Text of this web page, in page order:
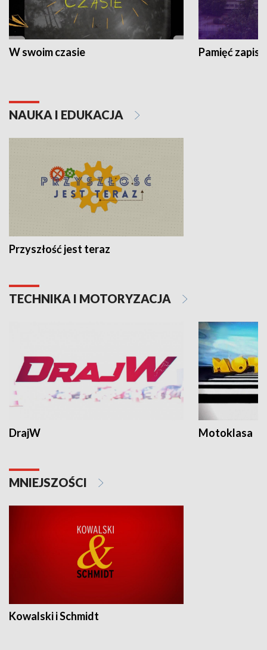
W swoim czasie Pamięć
NAUKA I EDUKACJA
Przyszłość jest teraz
TECHNIKA I MOTORYZACJA
DrajW Motoklasa
MNIEJSZOŚCI
Kowalski i Schmidt